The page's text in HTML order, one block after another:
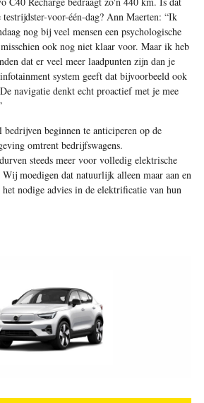
voor-één-dag? Ann Maerten: “Ik
nog bij veel mensen een psychologische
ook nog niet klaar voor. Maar ik heb
dat er veel meer laadpunten zijn dan je
system geeft dat bijvoorbeeld ook
navigatie denkt echt proactief met je mee
beginnen te anticiperen op de
omtrent bedrijfswagens.
steeds meer voor volledig elektrische
moedigen dat natuurlijk alleen maar aan en
nodige advies in de elektrificatie van hun